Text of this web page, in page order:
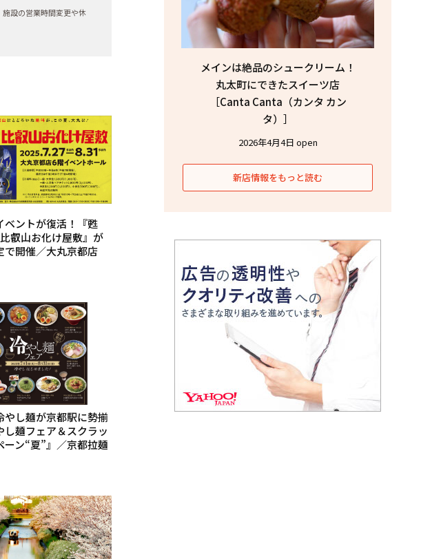
設の営業時間変更や休
ベントが復活！『甦
叡山お化け屋敷』が
で開催／大丸京都店
やし麺が京都駅に勢揃
し麺フェア＆スクラッ
ーン“夏”』／京都拉麺
メインは絶品のシュークリーム！
丸太町にできたスイーツ店
［Canta Canta（カンタ カン
タ）］
2026年4月4日 open
新店情報をもっと読む